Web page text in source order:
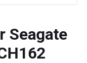
Seagate